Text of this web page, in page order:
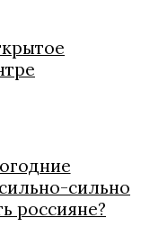
сильно
россияне?